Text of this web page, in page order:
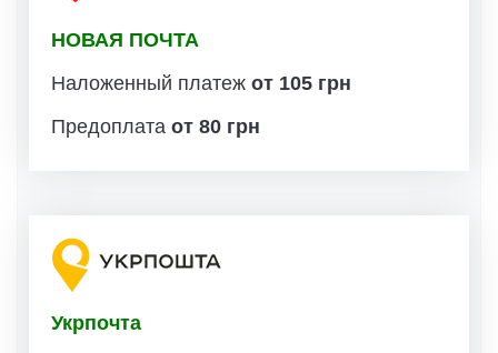
НОВАЯ ПОЧТА
Наложенный платеж от 105 грн
Предоплата от 80 грн
Укрпочта